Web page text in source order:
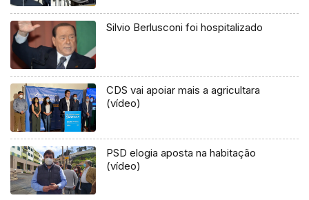
Silvio Berlusconi foi hospitalizado
CDS vai apoiar mais a agricultara
(vídeo)
PSD elogia aposta na habitação
(vídeo)